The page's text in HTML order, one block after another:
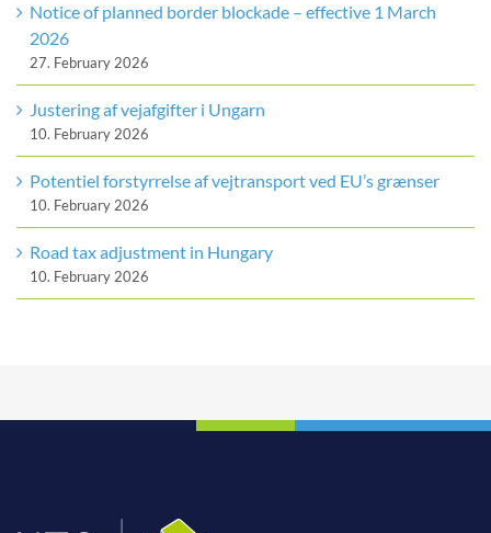
Notice of planned border blockade – effective 1 March
2026
27. February 2026
Justering af vejafgifter i Ungarn
10. February 2026
Potentiel forstyrrelse af vejtransport ved EU’s grænser
10. February 2026
Road tax adjustment in Hungary
10. February 2026